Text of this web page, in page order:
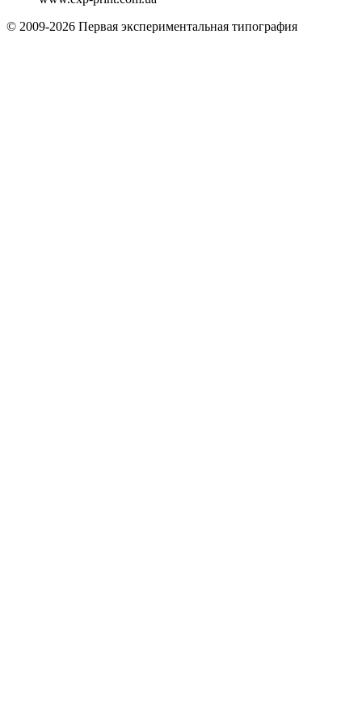
© 2009-2026 Первая экспериментальная типография